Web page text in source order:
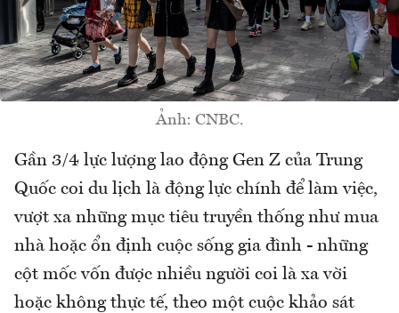
Ảnh: CNBC.
Gần 3/4 lực lượng lao động Gen Z của Trung
Quốc coi du lịch là động lực chính để làm việc,
vượt xa những mục tiêu truyền thống như mua
nhà hoặc ổn định cuộc sống gia đình - những
cột mốc vốn được nhiều người coi là xa vời
hoặc không thực tế, theo một cuộc khảo sát